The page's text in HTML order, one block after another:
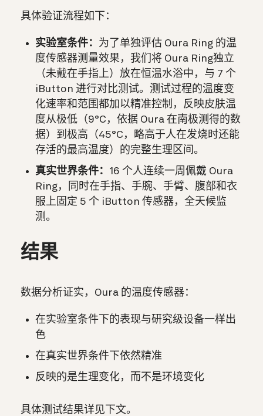
具体验证流程如下：
实验室条件： 为了单独评估 Oura Ring 的温
度传感器测量效果，我们将 Oura Ring独立
（未戴在手指上）放在恒温水浴中，与 7 个
iButton 进行对比测试。测试过程的温度变
化速率和范围都加以精准控制，反映皮肤温
度从极低（9°C，依据 Oura 在南极测得的数
据）到极高（45°C，略高于人在发烧时还能
存活的最高温度）的完整生理区间。
真实世界条件： 16 个人连续一周佩戴 Oura
Ring，同时在手指、手腕、手臂、腹部和衣
服上固定 5 个 iButton 传感器，全天候监
测。
结果
数据分析证实，Oura 的温度传感器：
在实验室条件下的表现与研究级设备一样出
色
在真实世界条件下依然精准
反映的是生理变化，而不是环境变化
具体测试结果详见下文。